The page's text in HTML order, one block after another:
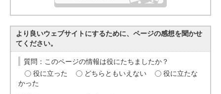
より良いウェブサイトにするために、ページの感想を聞かせ
てください。
質問：このページの情報は役にたちましたか？
役に立った
どちらともいえない
役に立たな
かった